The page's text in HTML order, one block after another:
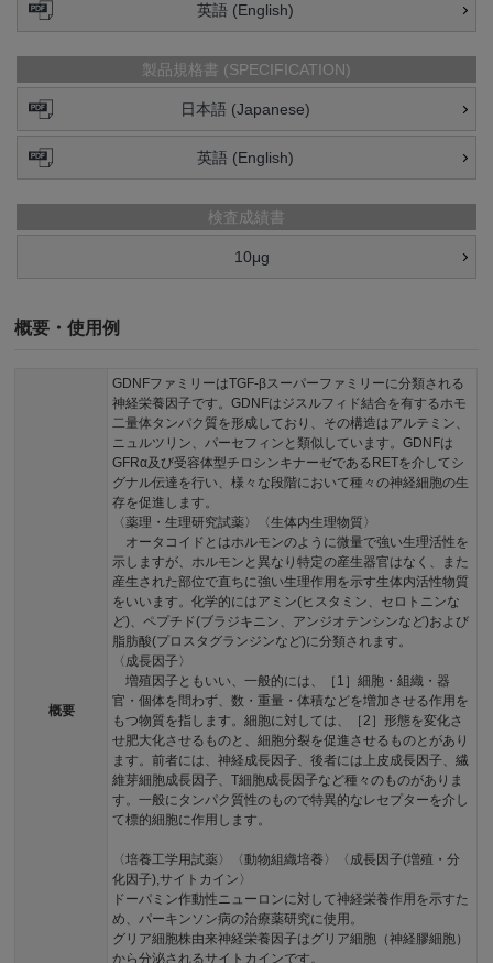
英語 (English)
製品規格書 (SPECIFICATION)
日本語 (Japanese)
英語 (English)
検査成績書
10μg
概要・使用例
概要
GDNFファミリーはTGF-βスーパーファミリーに分類される
神経栄養因子です。GDNFはジスルフィド結合を有するホモ
二量体タンパク質を形成しており、その構造はアルテミン、
ニュルツリン、パーセフィンと類似しています。GDNFは
GFRα及び受容体型チロシンキナーゼであるRETを介してシ
グナル伝達を行い、様々な段階において種々の神経細胞の生
存を促進します。
〈薬理・生理研究試薬〉〈生体内生理物質〉
オータコイドとはホルモンのように微量で強い生理活性を
示しますが、ホルモンと異なり特定の産生器官はなく、また
産生された部位で直ちに強い生理作用を示す生体内活性物質
をいいます。化学的にはアミン(ヒスタミン、セロトニンな
ど)、ペプチド(ブラジキニン、アンジオテンシンなど)および
脂肪酸(プロスタグランジンなど)に分類されます。
〈成長因子〉
増殖因子ともいい、一般的には、［1］細胞・組織・器
官・個体を問わず、数・重量・体積などを増加させる作用を
もつ物質を指します。細胞に対しては、［2］形態を変化さ
せ肥大化させるものと、細胞分裂を促進させるものとがあり
ます。前者には、神経成長因子、後者には上皮成長因子、繊
維芽細胞成長因子、T細胞成長因子など種々のものがありま
す。一般にタンパク質性のもので特異的なレセプターを介し
て標的細胞に作用します。
〈培養工学用試薬〉〈動物組織培養〉〈成長因子(増殖・分
化因子),サイトカイン〉
ドーパミン作動性ニューロンに対して神経栄養作用を示すた
め、パーキンソン病の治療薬研究に使用。
グリア細胞株由来神経栄養因子はグリア細胞（神経膠細胞）
から分泌されるサイトカインです。